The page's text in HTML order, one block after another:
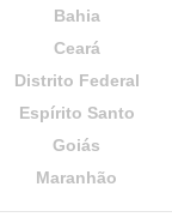
Bahia
Ceará
Distrito Federal
Espírito Santo
Goiás
Maranhão